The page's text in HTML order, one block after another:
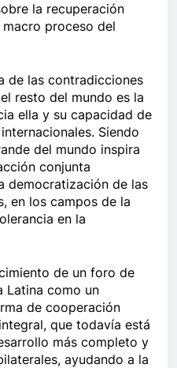
la recuperación
proceso del
de las contradicciones
resto del mundo es la
ella y su capacidad de
Siendo
del mundo inspira
conjunta
democratización de las
en los campos de la
en la
de un foro de
Latina como un
de cooperación
que todavía está
más completo y
ayudando a la